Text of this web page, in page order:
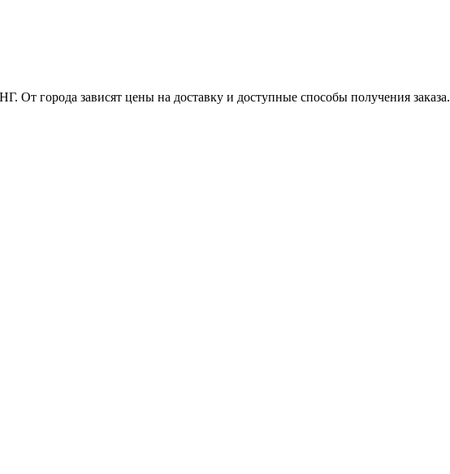
От города зависят цены на доставку и доступные способы получения заказа.